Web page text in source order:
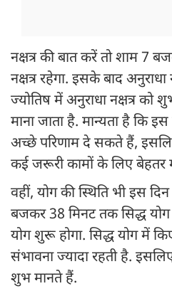
नक्षत्र की बात करें तो शाम 7
नक्षत्र रहेगा. इसके बाद अनुराधा
ज्योतिष में अनुराधा नक्षत्र को
माना जाता है. मान्यता है कि
अच्छे परिणाम दे सकते हैं,
कई जरूरी कामों के लिए बेहतर
वहीं, योग की स्थिति भी इस
बजकर 38 मिनट तक सिद्ध
योग शुरू होगा. सिद्ध योग में
संभावना ज्यादा रहती है.
शुभ मानते हैं.